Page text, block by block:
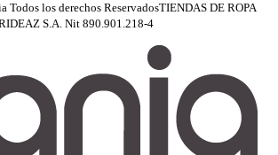
Todos los derechos ReservadosTIENDAS DE ROPA
S.A. Nit 890.901.218-4